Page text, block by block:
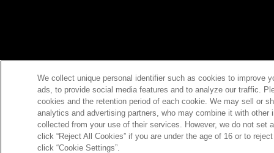
We collect unique personal identifier such as cookies to improve
ads, to provide social media features and to analyze our traffic.
cookies and the retention period of each cookie. We may sell or
analytics and advertising partners, who may combine it with
collected from your use of their services. However, we do not set
click “Reject All Cookies” if you are under the age of 16 or to
click “Cookie Settings”.